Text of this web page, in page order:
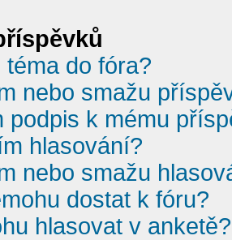
do fóra?
nebo smažu
podpis k mému
hlasování?
nebo smažu
dostat k fóru?
hlasovat v anketě?